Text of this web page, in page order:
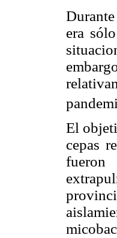
era
El
cepas